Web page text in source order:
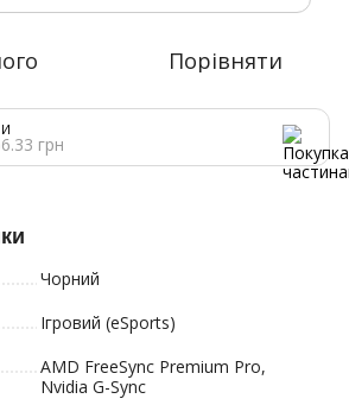
Порівняти
грн
Чорний
Ігровий (eSports)
AMD FreeSync Premium Pro,
Nvidia G-Sync